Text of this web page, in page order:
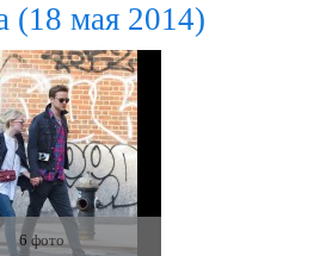
(18 мая 2014)
6 фото